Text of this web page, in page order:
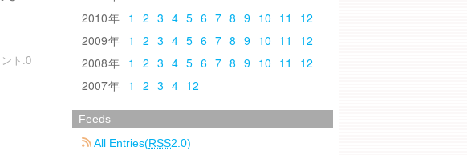
ント:0
2010
1 2 3 4 5 6 7 8 9 10 11
12
2009
1 2 3 4 5 6 7 8 9 10 11
12
2008
1 2 3 4 5 6 7 8 9 10 11
12
2007
1 2 3 4 12
Feeds
All Entries(RSS2.0)